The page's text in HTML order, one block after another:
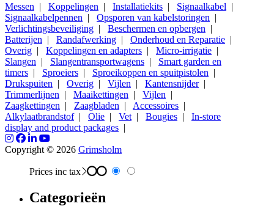
Messen | Koppelingen | Installatiekits | Signaalkabel |
Signaalkabelpennen | Opsporen van kabelstoringen |
Verlichtingsbeveiliging | Beschermen en opbergen |
Batterijen | Randafwerking | Onderhoud en Reparatie |
Overig | Koppelingen en adapters | Micro-irrigatie |
Slangen | Slangentransportwagens | Smart garden en
timers | Sproeiers | Sproeikoppen en spuitpistolen |
Drukspuiten | Overig | Vijlen | Kantensnijder|
Trimmerlijnen | Maaikettingen | Vijlen |
Zaagkettingen | Zaagbladen | Accessoires |
Alkylaatbrandstof| Olie | Vet | Bougies | In-store
display and product packages |
Copyright © 2026 Grimsholm
Prices inc tax
Categorieën